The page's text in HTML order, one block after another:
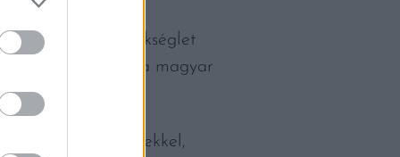
fehérje szükséglet
álló, a magyar
magunkat.
az idősekkel,